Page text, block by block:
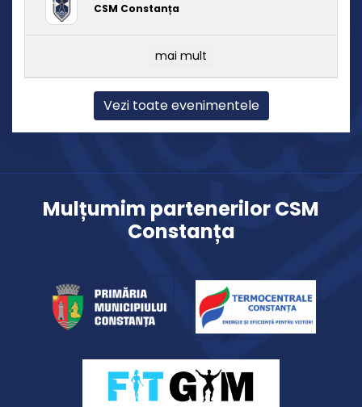
CSM Constanța
mai mult
Vezi toate evenimentele
Mulțumim partenerilor CSM
Constanța